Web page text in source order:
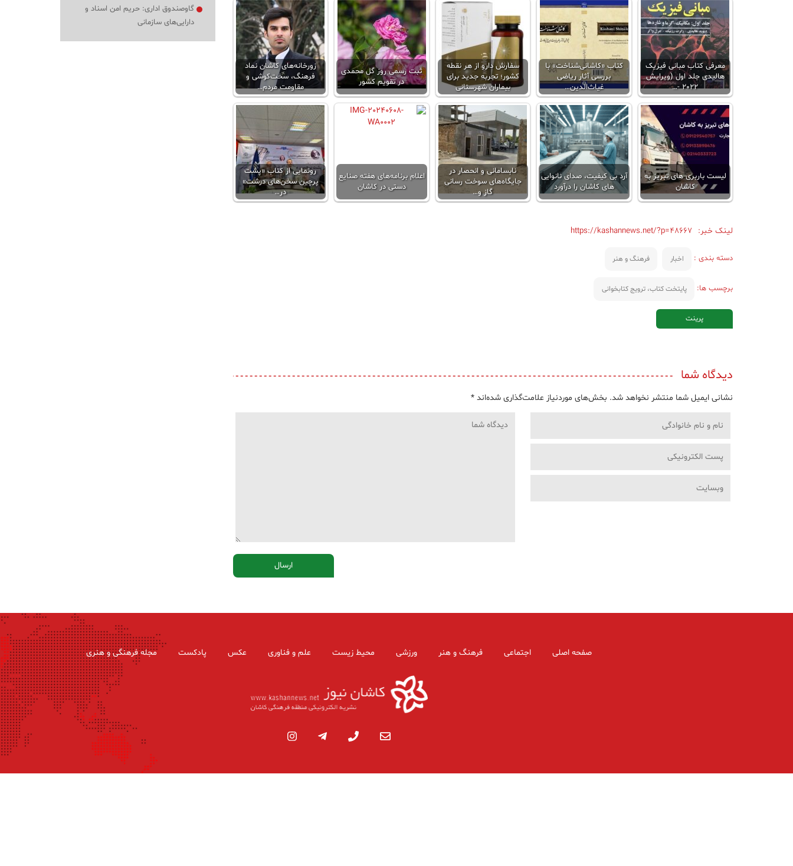
معرفی کتاب مبانی فیزیک
هالیدی جلد اول (ویرایش
2022 -…
کتاب «کاشانی‌شناخت» با
بررسی آثار ریاضی
غیاث‌الدین…
سفارش دارو از هر نقطه
کشور؛ تجربه جدید برای
بیماران شهرستانی
ثبت رسمی روز گل محمدی
در تقویم کشور
زورخانه‌های کاشان نماد
فرهنگ، سخت‌کوشی و
مقاومت مردم…
لیست باربری های تبریز به
کاشان
آرد بی کیفیت،‌ صدای نانوایی
های کاشان را درآورد
نابسامانی و انحصار در
جایگاه‌های سوخت رسانی
گاز و…
اعلام برنامه‌های هفته صنایع
دستی در کاشان
رونمایی از کتاب «پشت
پرچین سخن‌های درشت»
در…
لینک خبر: https://kashannews.net/?p=48667
دسته بندی : اخبار فرهنگ و هنر
برچسب ها: پایتخت کتاب، ترویج کتابخوانی
پرینت
دیدگاه شما
نشانی ایمیل شما منتشر نخواهد شد. بخش‌های موردنیاز علامت‌گذاری شده‌اند *
گاوصندوق اداری: حریم امن اسناد و
دارایی‌های سازمانی
صفحه اصلی اجتماعی فرهنگ و هنر ورزشی محیط زیست علم و فناوری عکس پادکست مجله فرهنگی و هنری